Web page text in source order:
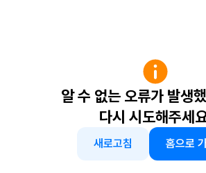
알 수 없는 오류가 발생
다시 시도해주세
새로고침 홈으로